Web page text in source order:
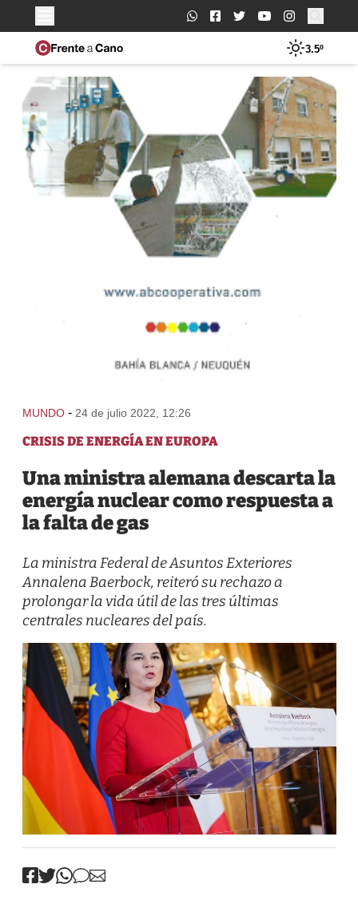
Buscar:
3.5º
MUNDO - 24 de julio 2022, 12:26
CRISIS DE ENERGÍA EN EUROPA
Una ministra alemana descarta la
energía nuclear como respuesta a
la falta de gas
La ministra Federal de Asuntos Exteriores
Annalena Baerbock, reiteró su rechazo a
prolongar la vida útil de las tres últimas
centrales nucleares del país.